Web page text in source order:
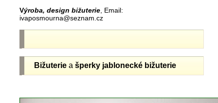
Výroba, design bižuterie , Email:
ivaposmourna@seznam.cz
Bižuterie a šperky jablonecké bižuterie